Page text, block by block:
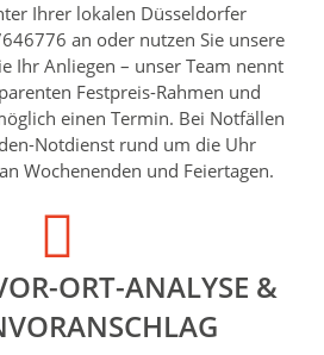
Ihrer lokalen Düsseldorfer
an oder nutzen Sie unsere
Ihr Anliegen – unser Team nennt
Festpreis-Rahmen und
einen Termin. Bei Notfällen
Notdienst rund um die Uhr
Wochenenden und Feiertagen.
ORT-ANALYSE &